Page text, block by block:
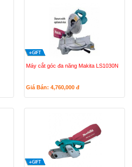
Máy cắt góc đa năng Makita LS1030N
Giá Bán: 4,760,000 đ